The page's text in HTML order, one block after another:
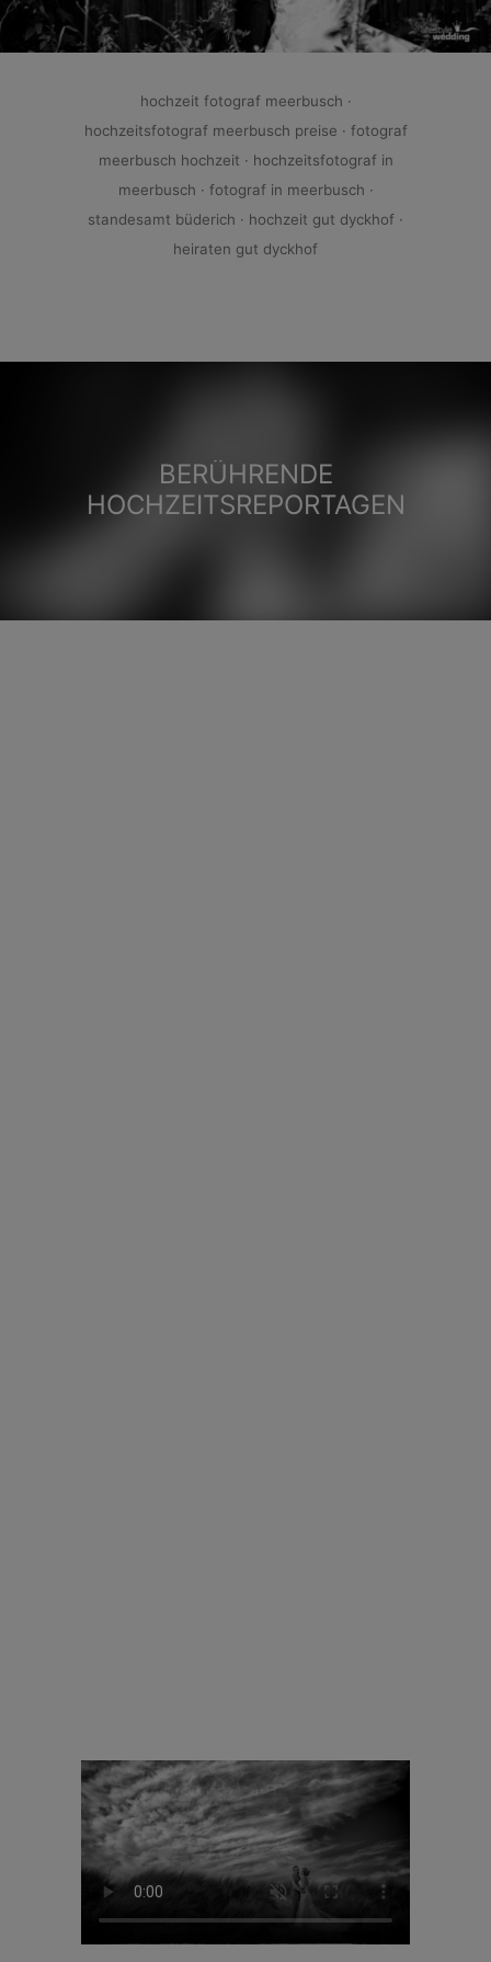
hochzeit fotograf meerbusch ·
hochzeitsfotograf meerbusch preise · fotograf
meerbusch hochzeit · hochzeitsfotograf in
meerbusch · fotograf in meerbusch ·
standesamt büderich · hochzeit gut dyckhof ·
heiraten gut dyckhof
BERÜHRENDE
HOCHZEITSREPORTAGEN